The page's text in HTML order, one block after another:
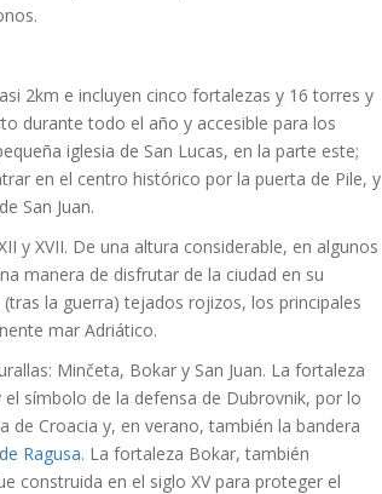
2km e incluyen cinco fortalezas y 16 torres y
durante todo el año y accesible para los
iglesia de San Lucas, en la parte este;
en el centro histórico por la puerta de Pile, y
San Juan.
y XVII. De una altura considerable, en algunos
manera de disfrutar de la ciudad en su
la guerra) tejados rojizos, los principales
mar Adriático.
Minčeta, Bokar y San Juan. La fortaleza
símbolo de la defensa de Dubrovnik, por lo
Croacia y, en verano, también la bandera
Ragusa. La fortaleza Bokar, también
construida en el siglo XV para proteger el